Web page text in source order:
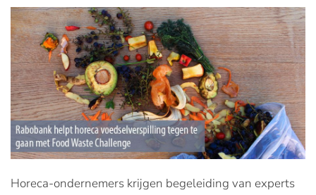
Horeca-ondernemers krijgen begeleiding van experts